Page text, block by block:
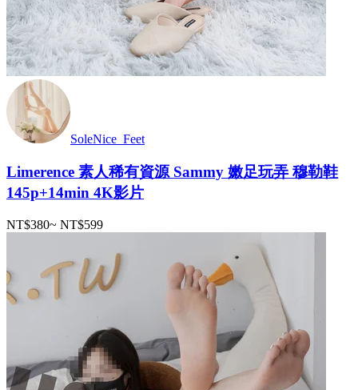
SoleNice_Feet
Limerence 素人稀有資源 Sammy 嫩足玩弄 穆勒鞋
145p+14min 4K影片
NT$380~ NT$599